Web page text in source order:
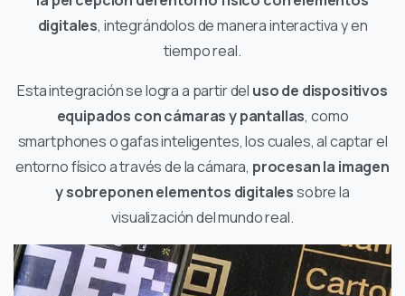
digitales, integrándolos de manera interactiva y en
tiempo real.
Esta integración se logra a partir del uso de dispositivos
equipados con cámaras y pantallas, como
smartphones o gafas inteligentes, los cuales, al captar el
entorno físico a través de la cámara, procesan la imagen
y sobreponen elementos digitalessobre la
visualización del mundo real.